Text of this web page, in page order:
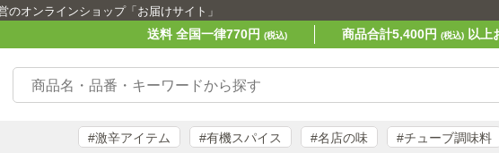
オンラインショップ「お届けサイト」
送料 全国一律770円 (税込) 商品合計5,400円 (税込)以上
#激辛アイテム #有機スパイス #名店の味 #チューブ調味料